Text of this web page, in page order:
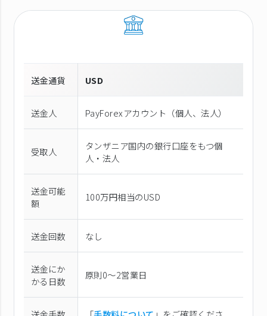
送金通貨 USD
送金人 PayForexアカウント（個⼈、法⼈）
受取人
タンザニア国内の銀行口座をもつ個
人・法人
送金可能
額
100万円相当のUSD
送金回数 なし
送金にか
かる日数
原則0〜2営業日